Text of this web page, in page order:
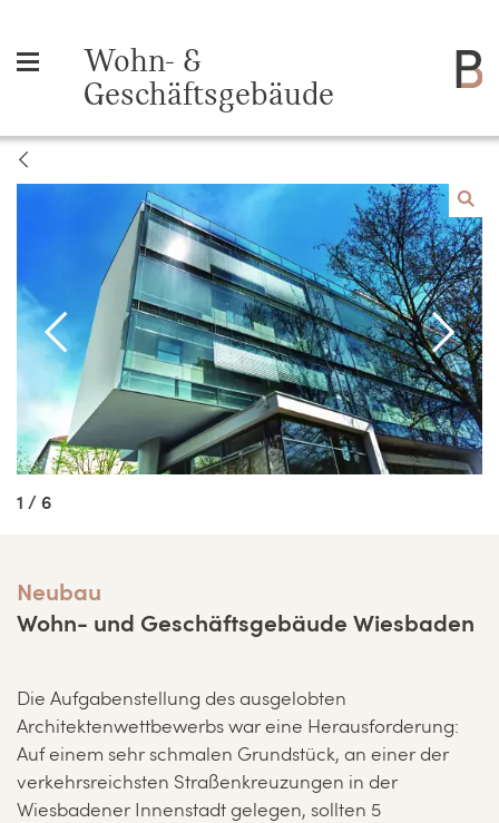
Wohn- &
Geschäftsgebäude
1 / 6
Neubau
Wohn- und Geschäftsgebäude Wiesbaden
Die Aufgabenstellung des ausgelobten
Architektenwettbewerbs war eine Herausforderung:
Auf einem sehr schmalen Grundstück, an einer der
verkehrsreichsten Straßenkreuzungen in der
Wiesbadener Innenstadt gelegen, sollten 5